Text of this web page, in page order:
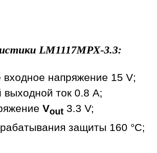
LM1117MPX-3.3:
входное напряжение 15 V;
ток 0.8 A;
Vout 3.3 V;
защиты 160 °С;